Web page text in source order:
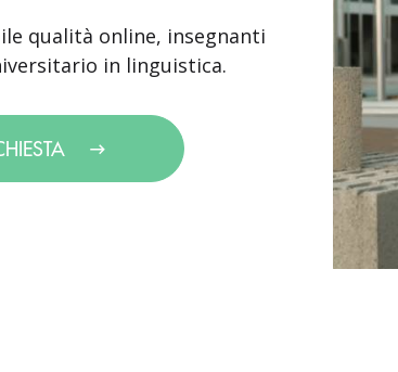
qualità online, insegnanti
in linguistica.